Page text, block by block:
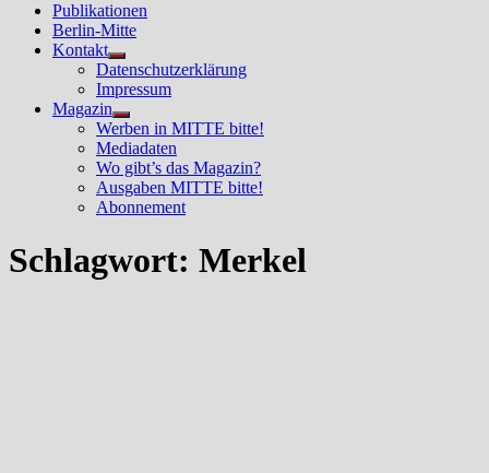
Publikationen
Berlin-Mitte
Kontakt
Untermenü
anzeigen
Datenschutzerklärung
Impressum
Magazin
Untermenü
anzeigen
Werben in MITTE bitte!
Mediadaten
Wo gibt’s das Magazin?
Ausgaben MITTE bitte!
Abonnement
Schlagwort: Merkel